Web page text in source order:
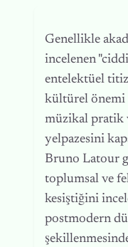
Genellikle
incelenen
entelektüel
kültürel önemi
müzikal pratik
yelpazesini
Bruno Latour
toplumsal ve
kesiştiğini
postmodern